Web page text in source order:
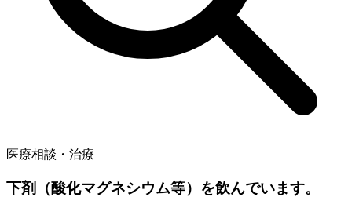
医療相談・治療
下剤（酸化マグネシウム等）を飲んでいます。